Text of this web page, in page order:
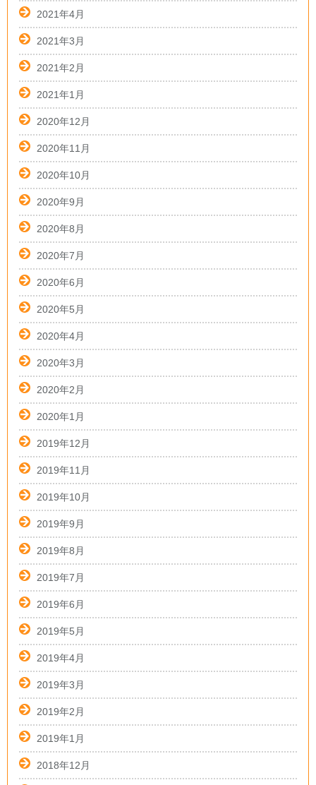
2021年4月
2021年3月
2021年2月
2021年1月
2020年12月
2020年11月
2020年10月
2020年9月
2020年8月
2020年7月
2020年6月
2020年5月
2020年4月
2020年3月
2020年2月
2020年1月
2019年12月
2019年11月
2019年10月
2019年9月
2019年8月
2019年7月
2019年6月
2019年5月
2019年4月
2019年3月
2019年2月
2019年1月
2018年12月